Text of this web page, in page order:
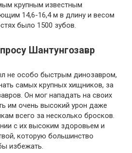
крупным известным
14,6-16,4 м в длину и весом
было 1500 зубов.
не особо быстрым динозавром,
самых крупных хищников, за
Он мог нападать на своих
им очень высокий урон даже
всего за несколько бросков.
с их высоким здоровьем и
которую большинство
избежать.